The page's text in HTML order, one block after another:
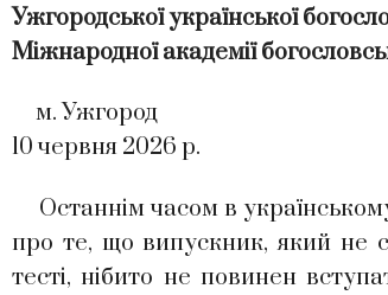
Ужгородської української
Міжнародної академії
м. Ужгород
10 червня 2026 р.
Останнім часом в
про те, що випускник, який не
тесті, нібито не повинен